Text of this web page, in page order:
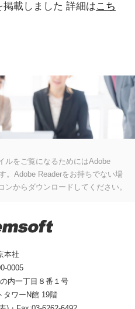
載しました 詳細はこち
ルをご覧になるためにはAdobe
。Adobe Readerをお持ちでない場
ンからダウンロードしてください。
本社
0005
内一丁目８番１号
タワーN館 19階